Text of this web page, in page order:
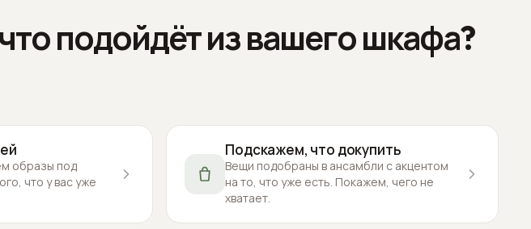
подойдёт из вашего шкафа?
образы под
что у вас уже
Подскажем, что докупить
Вещи подобраны в ансамбли с акцентом
на то, что уже есть. Покажем, чего не
хватает.